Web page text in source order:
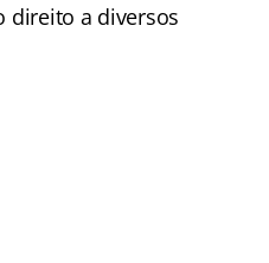
direito a diversos